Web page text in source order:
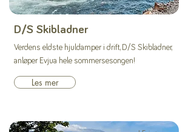
D/S Skibladner
Verdens eldste hjuldamper i drift, D/S Skibladner,
anløper Evjua hele sommersesongen!
Les mer